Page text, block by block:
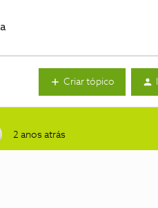
Criar tópico
2 anos atrás